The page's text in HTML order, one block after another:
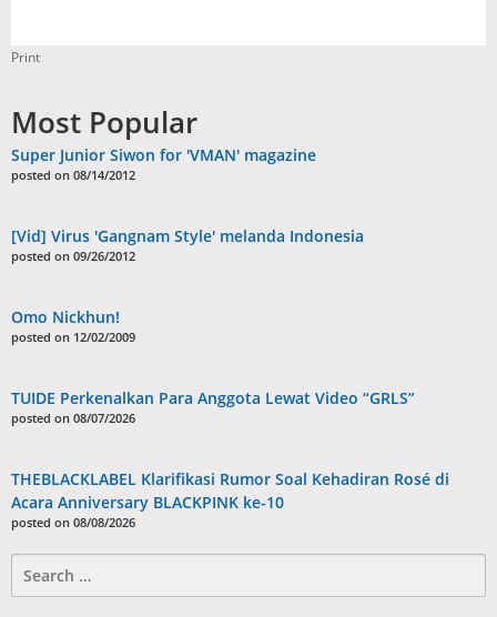
Print
Most Popular
Super Junior Siwon for 'VMAN' magazine
posted on 08/14/2012
[Vid] Virus 'Gangnam Style' melanda Indonesia
posted on 09/26/2012
Omo Nickhun!
posted on 12/02/2009
TUIDE Perkenalkan Para Anggota Lewat Video “GRLS”
posted on 08/07/2026
THEBLACKLABEL Klarifikasi Rumor Soal Kehadiran Rosé di
Acara Anniversary BLACKPINK ke-10
posted on 08/08/2026
for: